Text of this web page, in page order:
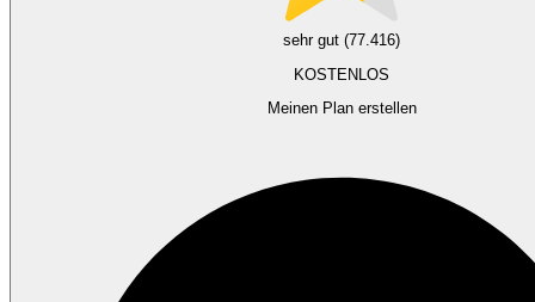
sehr gut (77.416)
KOSTENLOS
Meinen Plan erstellen